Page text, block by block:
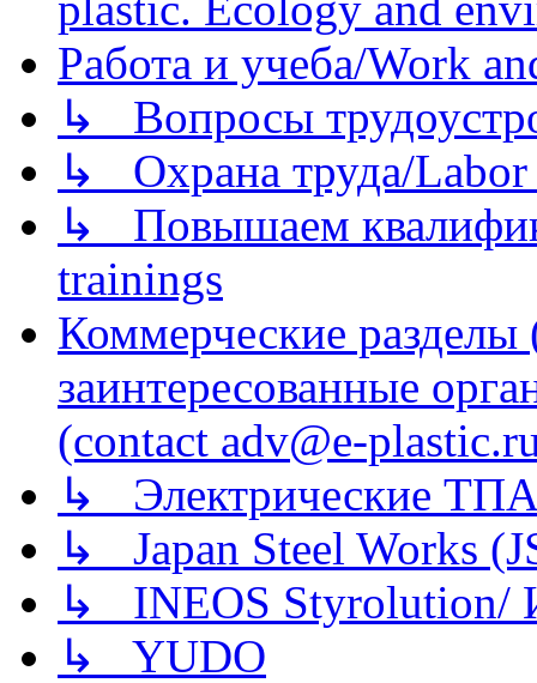
Работа и учеба/Work
↳ Вопросы
↳ Охрана труда/Labor
↳ Повышаем
trainings
Коммерческие
заинтересованные
(contact adv@e-
↳ Электрические
↳ Japan Steel Works
↳ INEOS
↳ YUDO